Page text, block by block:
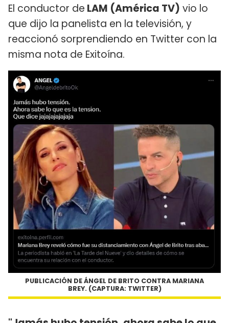
El conductor de LAM (América TV) vio lo
que dijo la panelista en la televisión, y
reaccionó sorprendiendo en Twitter con la
misma nota de Exitoína.
PUBLICACIÓN DE ÁNGEL DE BRITO CONTRA MARIANA
BREY. (CAPTURA: TWITTER)